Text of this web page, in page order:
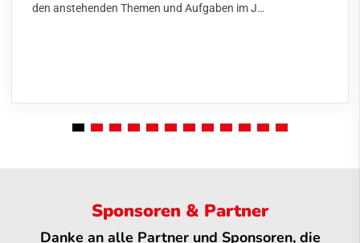
den anstehenden Themen und Aufgaben im J…
Sponsoren & Partner
Danke an alle Partner und Sponsoren, die